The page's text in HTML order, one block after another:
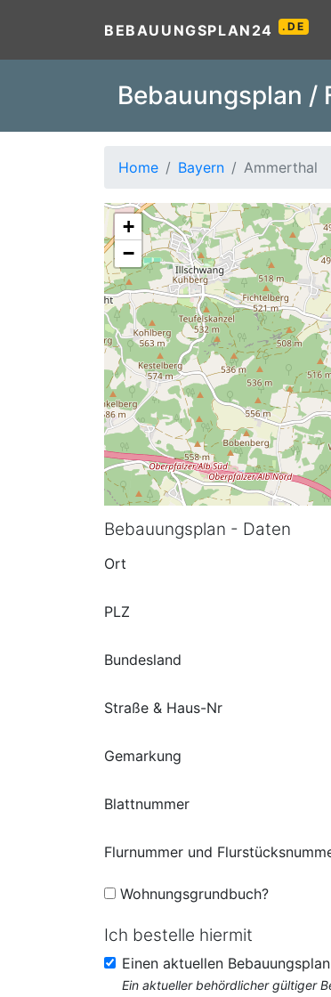
BEBAUUNGSPLAN24 .DE
Bebauungsplan /
Home Bayern Ammerthal
+
−
Bebauungsplan - Daten
Ort
PLZ
Bundesland
Straße & Haus-Nr
Gemarkung
Blattnummer
Flurnummer und
Wohnungsgrundbuch?
Ich bestelle hiermit
Einen aktuellen
Ein aktueller behördlicher gültiger